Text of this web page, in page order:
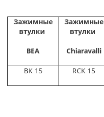
Зажимные
втулки
BEA
Зажимные
втулки
Chiaravalli
BK 15 RCK 15